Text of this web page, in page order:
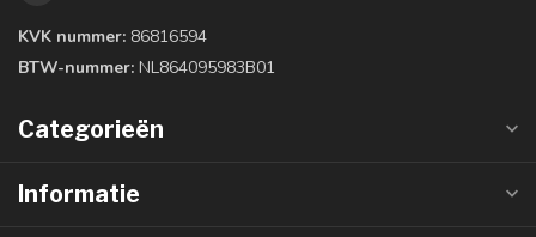
KVK nummer: 86816594
BTW-nummer: NL864095983B01
Categorieën
Informatie